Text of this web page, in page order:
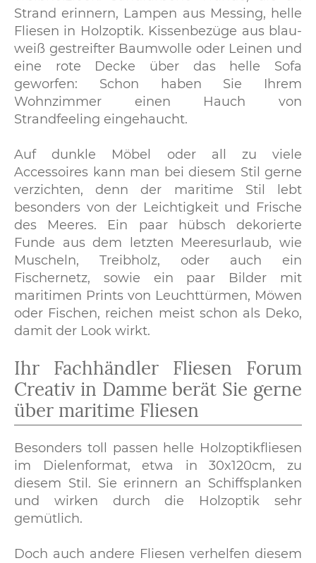
Strand erinnern, Lampen aus Messing, helle
Fliesen in Holzoptik. Kissenbezüge aus blau-
weiß gestreifter Baumwolle oder Leinen und
eine rote Decke über das helle Sofa
geworfen: Schon haben Sie Ihrem
Wohnzimmer einen Hauch von
Strandfeeling eingehaucht.
Auf dunkle Möbel oder all zu viele
Accessoires kann man bei diesem Stil gerne
verzichten, denn der maritime Stil lebt
besonders von der Leichtigkeit und Frische
des Meeres. Ein paar hübsch dekorierte
Funde aus dem letzten Meeresurlaub, wie
Muscheln, Treibholz, oder auch ein
Fischernetz, sowie ein paar Bilder mit
maritimen Prints von Leuchttürmen, Möwen
oder Fischen, reichen meist schon als Deko,
damit der Look wirkt.
Ihr Fachhändler Fliesen Forum
Creativ in Damme berät Sie gerne
über maritime Fliesen
Besonders toll passen helle Holzoptikfliesen
im Dielenformat, etwa in 30x120cm, zu
diesem Stil. Sie erinnern an Schiffsplanken
und wirken durch die Holzoptik sehr
gemütlich.
Doch auch andere Fliesen verhelfen diesem